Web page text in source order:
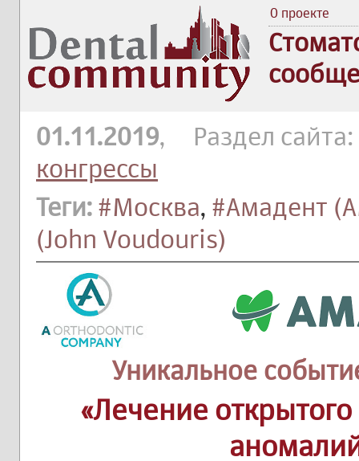
О проекте
01.11.2019, Раздел сайта:
конгрессы
Теги: #Москва, #Амадент
(John Voudouris)
Уникальное
«Лечение